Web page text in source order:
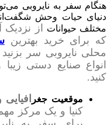
هنگام سفر به نایروبی
دنیای حیات وحش
مختلف حیوانات
از
که برای خرید بهترین
محلی نایروبی سر
انواع صنایع دستی
کنید.
موقعیت جغر
کنیا و یک مرکز